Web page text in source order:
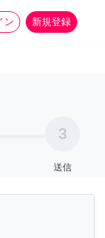
ン 新規登録
more_horiz
3
送信